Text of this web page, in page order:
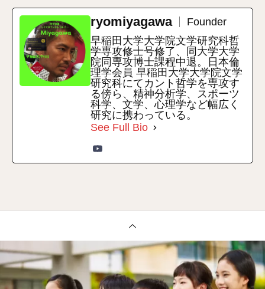
ryomiyagawa
Founder
早稲田大学大学院文学研究科哲
学専攻修士号修了、同大学大学
院同専攻博士課程中退。日本倫
理学会員 早稲田大学大学院文学
研究科にてカント哲学を専攻す
る傍ら、精神分析学、スポーツ
科学、文学、心理学など幅広く
研究に携わっている。
See Full Bio